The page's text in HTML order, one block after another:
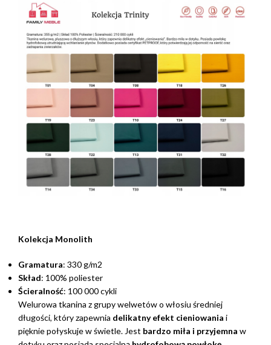
Kolekcja Monolith
Gramatura: 330 g/m2
Skład: 100% poliester
Ścieralność: 100 000 cykli
Welurowa tkanina z grupy welwetów o włosiu średniej
długości, który zapewnia delikatny efekt cieniowania i
pięknie połyskuje w świetle. Jest bardzo miła i przyjemna w